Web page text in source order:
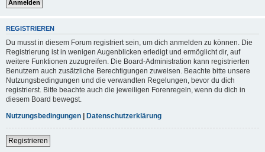
REGISTRIEREN
Du musst in diesem Forum registriert sein, um dich anmelden zu können. Die
Registrierung ist in wenigen Augenblicken erledigt und ermöglicht dir, auf
weitere Funktionen zuzugreifen. Die Board-Administration kann registrierten
Benutzern auch zusätzliche Berechtigungen zuweisen. Beachte bitte unsere
Nutzungsbedingungen und die verwandten Regelungen, bevor du dich
registrierst. Bitte beachte auch die jeweiligen Forenregeln, wenn du dich in
diesem Board bewegst.
Nutzungsbedingungen | Datenschutzerklärung
Registrieren